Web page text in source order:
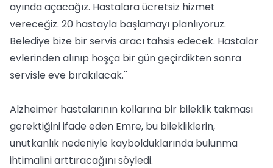
ayında açacağız. Hastalara ücretsiz hizmet
vereceğiz. 20 hastayla başlamayı planlıyoruz.
Belediye bize bir servis aracı tahsis edecek. Hastalar
evlerinden alınıp hoşça bir gün geçirdikten sonra
servisle eve bırakılacak.''
Alzheimer hastalarının kollarına bir bileklik takması
gerektiğini ifade eden Emre, bu bilekliklerin,
unutkanlık nedeniyle kaybolduklarında bulunma
ihtimalini arttıracağını söyledi.